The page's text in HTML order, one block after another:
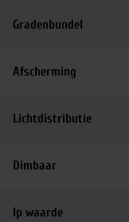
Gradenbundel
Afscherming
Lichtdistributie
Dimbaar
Ip waarde